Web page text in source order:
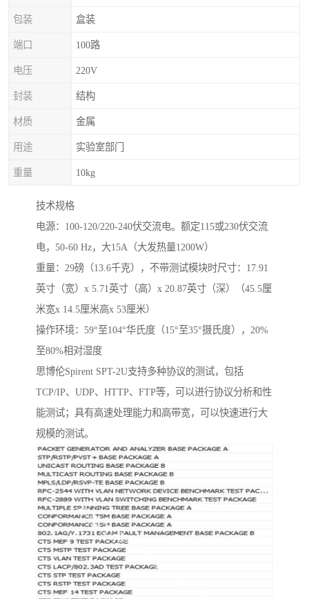
包装 盒装
端口 100路
电压 220V
封装 结构
材质 金属
用途 实验室部门
重量 10kg
技术规格
电源：100-120/220-240伏交流电。额定115或230伏交流
电，50-60 Hz，大15A（大发热量1200W）
重量：29磅（13.6千克），不带测试模块时尺寸：17.91
英寸（宽）x 5.71英寸（高）x 20.87英寸（深）（45.5厘
米宽x 14.5厘米高x 53厘米）
操作环境：59°至104°华氏度（15°至35°摄氏度），20%
至80%相对湿度
思博伦Spirent SPT-2U支持多种协议的测试，包括
TCP/IP、UDP、HTTP、FTP等，可以进行协议分析和性
能测试；具有高速处理能力和高带宽，可以快速进行大
规模的测试。